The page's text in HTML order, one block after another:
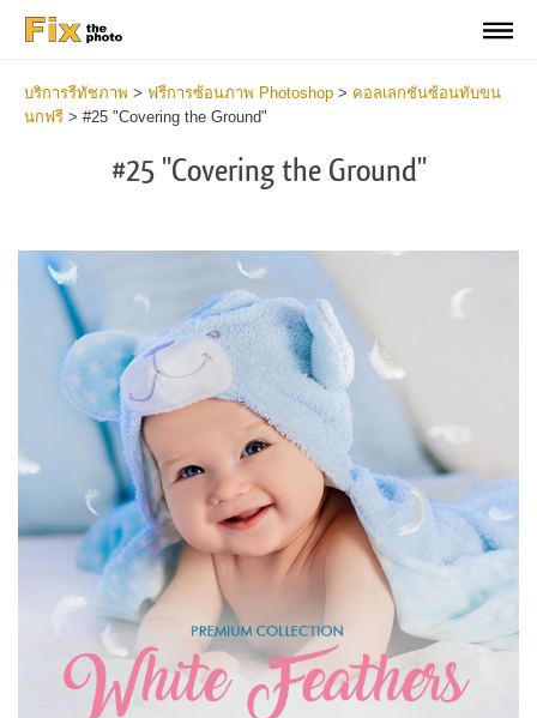
บริการรีทัชภาพ > ฟรีการซ้อนภาพ Photoshop > คอลเลกชันซ้อนทับขน
นกฟรี > #25 "Covering the Ground"
#25 "Covering the Ground"
โปรดเลือก
Free Feather Overlay #25
Small 800*600px
White Feathers